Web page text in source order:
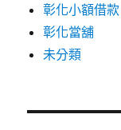
彰化小額借款
彰化當舖
未分類